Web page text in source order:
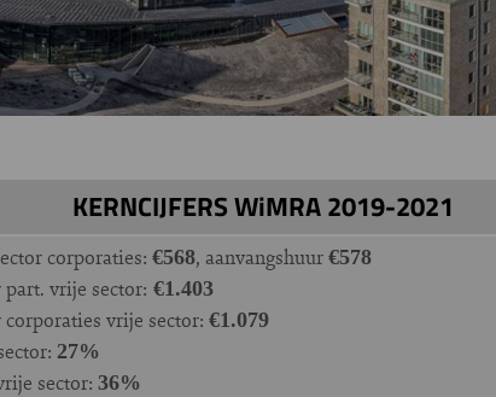
KERNCIJFERS WiMRA 2019-2021
corporaties: €568, aanvangshuur €578
vrije sector: €1.403
vrije sector: €1.079
27%
sector: 36%